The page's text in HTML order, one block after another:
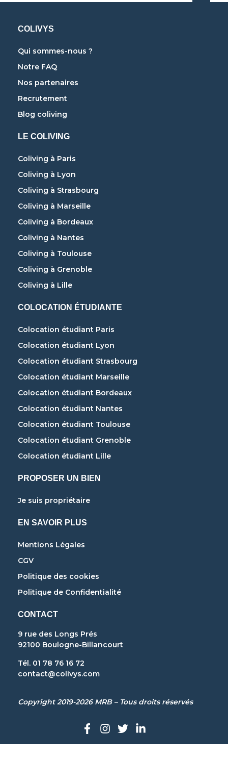
COLIVYS
Qui sommes-nous ?
Notre FAQ
Nos partenaires
Recrutement
Blog coliving
LE COLIVING
Coliving à Paris
Coliving à Lyon
Coliving à Strasbourg
Coliving à Marseille
Coliving à Bordeaux
Coliving à Nantes
Coliving à Toulouse
Coliving à Grenoble
Coliving à Lille
COLOCATION ÉTUDIANTE
Colocation étudiant Paris
Colocation étudiant Lyon
Colocation étudiant Strasbourg
Colocation étudiant Marseille
Colocation étudiant Bordeaux
Colocation étudiant Nantes
Colocation étudiant Toulouse
Colocation étudiant Grenoble
Colocation étudiant Lille
PROPOSER UN BIEN
Je suis propriétaire
EN SAVOIR PLUS
Mentions Légales
CGV
Politique des cookies
Politique de Confidentialité
CONTACT
9 rue des Longs Prés
92100 Boulogne-Billancourt
Tél. 01 78 76 16 72
contact@colivys.com
Copyright 2019-2026 MRB – Tous droits réservés